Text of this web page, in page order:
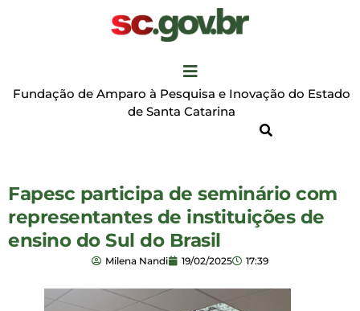
Fundação de Amparo à Pesquisa e Inovação do Estado
de Santa Catarina
Fapesc participa de seminário com
representantes de instituições de
ensino do Sul do Brasil
Milena Nandi 19/02/2025 17:39